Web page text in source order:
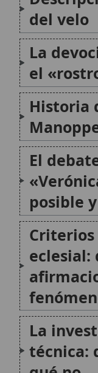
Criterios
eclesial:
La
técnica:
qué no
Teología
imagen:
conduce
Verónica
la